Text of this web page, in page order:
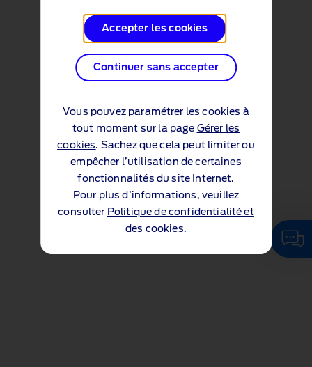
Accepter les cookies
Continuer sans accepter
Vous pouvez paramétrer les cookies à
tout moment sur la page Gérer les
cookies. Sachez que cela peut limiter ou
empêcher l’utilisation de certaines
fonctionnalités du site Internet.
Pour plus d’informations, veuillez
consulter Politique de confidentialité et
des cookies.